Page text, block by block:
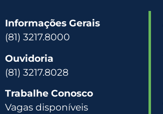
Informações Gerais
(81) 3217.8000
Ouvidoria
(81) 3217.8028
Trabalhe Conosco
Vagas disponíveis